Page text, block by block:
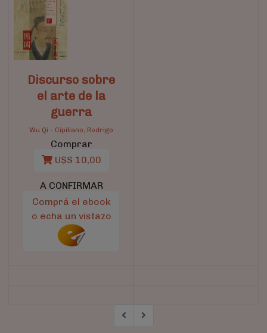
Discurso sobre
el arte de la
guerra
Wu Qi - Cipiliano, Rodrigo
Comprar
U$S 10,00
A CONFIRMAR
Comprá el ebook
o echa un vistazo